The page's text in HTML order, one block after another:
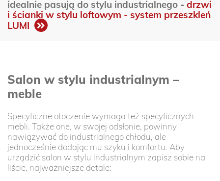
idealnie pasują do stylu industrialnego - drzwi
i ścianki w stylu loftowym - system przeszkleń
LUMI
Salon w stylu industrialnym –
meble
Specyficzne otoczenie wymaga też specyficznych
mebli. Także one, w swojej odsłonie, powinny
nawiązywać do industrialnego chłodu, ale
jednocześnie dodając mu szyku i komfortu. Aby
urządzić salon w stylu industrialnym zapisz sobie na
liście, najważniejsze detale: